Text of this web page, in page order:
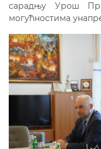
сарадњу Урош
могућностима